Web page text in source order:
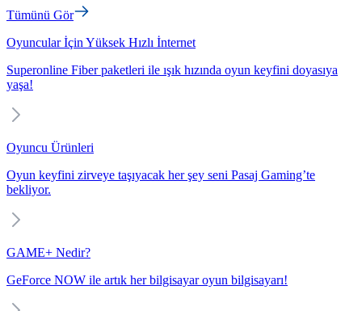
Tümünü Gör
Oyuncular İçin Yüksek Hızlı İnternet
Superonline Fiber paketleri ile ışık hızında oyun keyfini doyasıya
yaşa!
Oyuncu Ürünleri
Oyun keyfini zirveye taşıyacak her şey seni Pasaj Gaming’te
bekliyor.
GAME+ Nedir?
GeForce NOW ile artık her bilgisayar oyun bilgisayarı!